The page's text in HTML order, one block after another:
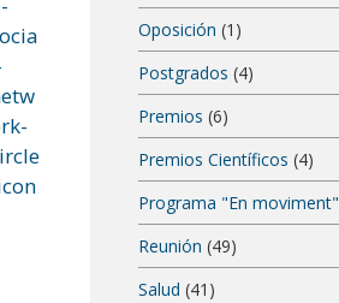
Oposición (1)
Postgrados (4)
Premios (6)
Premios Científicos (4)
Programa "En moviment"
Reunión (49)
Salud (41)